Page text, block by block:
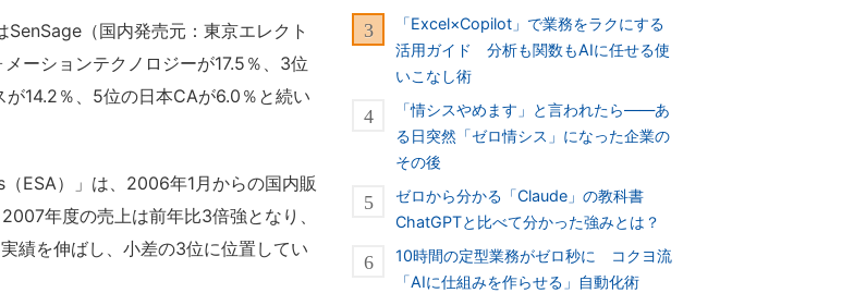
（国内発売元：東京エレクト
ーションテクノロジーが17.5％、3位
14.2％、5位の日本CAが6.0％と続い
ESA）」は、2006年1月からの国内販
年度の売上は前年比3倍強となり、
績を伸ばし、小差の3位に位置してい
「Excel×Copilot」で業務をラクにする
活用ガイド 分析も関数もAIに任せる使
いこなし術
「情シスやめます」と言われたら――あ
る日突然「ゼロ情シス」になった企業の
その後
ゼロから分かる「Claude」の教科書
ChatGPTと比べて分かった強みとは？
10時間の定型業務がゼロ秒に コクヨ流
「AIに仕組みを作らせる」自動化術